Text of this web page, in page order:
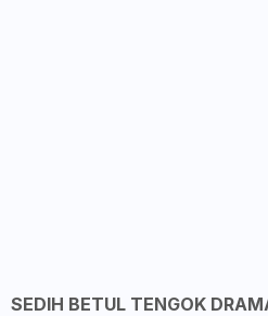
SEDIH BETUL TENGOK